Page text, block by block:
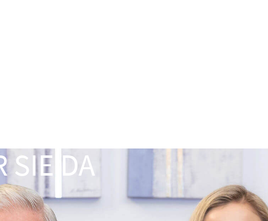
SIE DA